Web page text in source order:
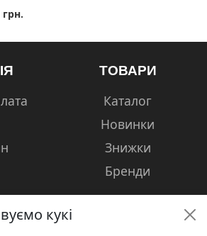
грн.
ТОВАРИ
Каталог
Новинки
Знижки
Бренди
кукі